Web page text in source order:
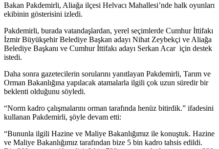
Bakan Pakdemirli, Aliağa ilçesi Helvacı Mahallesi’nde halk oyunları
ekibinin gösterisini izledi.
Pakdemirli, burada vatandaşlardan, yerel seçimlerde Cumhur İttifakı
İzmir Büyükşehir Belediye Başkan adayı Nihat Zeybekçi ve Aliağa
Belediye Başkanı ve Cumhur İttifakı adayı Serkan Acar için destek
istedi.
Daha sonra gazetecilerin sorularını yanıtlayan Pakdemirli, Tarım ve
Orman Bakanlığına yapılacak atamalarla ilgili çok uzun süredir bir
beklenti olduğunu söyledi.
“Norm kadro çalışmalarını orman tarafında henüz bitirdik.” ifadesini
kullanan Pakdemirli, şöyle devam etti:
“Bununla ilgili Hazine ve Maliye Bakanlığımız ile konuştuk. Hazine
ve Maliye Bakanlığımız tarafından bize 5 bin kadro tahsis edildi.